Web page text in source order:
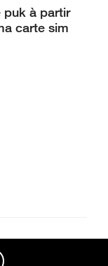
puk à partir
carte sim